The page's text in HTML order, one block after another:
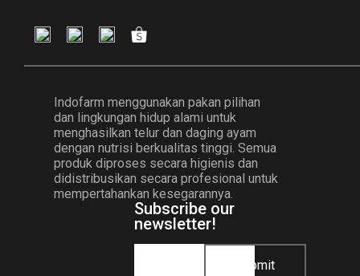
Indofarm menggunakan pakan pilihan
dan lingkungan hidup alami untuk
menghasilkan telur dan daging ayam
dengan nutrisi berkualitas tinggi. Semua
produk diproses secara higienis dan
didistribusikan secara profesional untuk
mempertahankan kesegarannya.
Subscribe our
newsletter!
Submit